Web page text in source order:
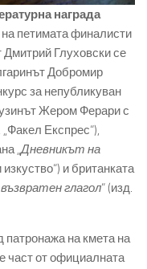
награда
петимата финалисти
Дмитрий Глуховски се
Добромир
за непубликуван
Жером Ферари с
„Факел Експрес“),
„Дневникът на
изкуство“) и британката
глагол“ (изд.
патронажа на кмета на
част от официалната